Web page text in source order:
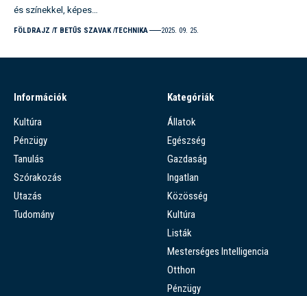
és színekkel, képes…
FÖLDRAJZ T BETŰS SZAVAK TECHNIKA 2025. 09. 25.
Információk
Kultúra
Pénzügy
Tanulás
Szórakozás
Utazás
Tudomány
Kategóriák
Állatok
Egészség
Gazdaság
Ingatlan
Közösség
Kultúra
Listák
Mesterséges Intelligencia
Otthon
Pénzügy